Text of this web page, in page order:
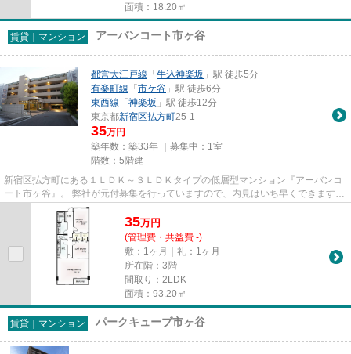
面積：18.20㎡
賃貸｜マンション アーバンコート市ヶ谷
都営大江戸線 「 牛込神楽坂 」駅 徒歩5分
有楽町線 「 市ケ谷 」駅 徒歩6分
東西線 「 神楽坂 」駅 徒歩12分
東京都新宿区払方町25-1
35万円
築年数：築33年 ｜募集中： 1室
階数：5階建
新宿区払方町にある１ＬＤＫ～３ＬＤＫタイプの低層型マンション『アーバンコ
ート市ヶ谷』。 弊社が元付募集を行っていますので、内見はいち早くできます。
さらに弊社から歩いて１分...
35万円
(管理費・共益費 -)
敷：1ヶ月｜礼：1ヶ月
所在階：3階
間取り：2LDK
面積：93.20㎡
賃貸｜マンション パークキューブ市ヶ谷